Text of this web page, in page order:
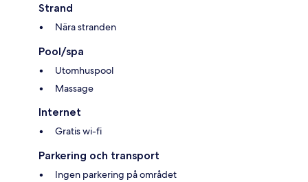
Strand
Nära stranden
Pool/spa
Utomhuspool
Massage
Internet
Gratis wi-fi
Parkering och transport
Ingen parkering på området